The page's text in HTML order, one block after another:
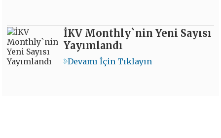
İKV Monthly`nin Yeni Sayısı
Yayımlandı
Devamı İçin Tıklayın